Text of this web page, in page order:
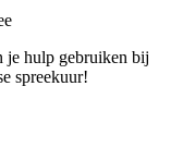
je hulp gebruiken bij
spreekuur!